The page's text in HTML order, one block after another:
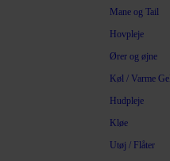
Mane og Tail
Hovpleje
Ører og øjne
Køl / Varme Gel
Hudpleje
Kløe
Utøj / Flåter